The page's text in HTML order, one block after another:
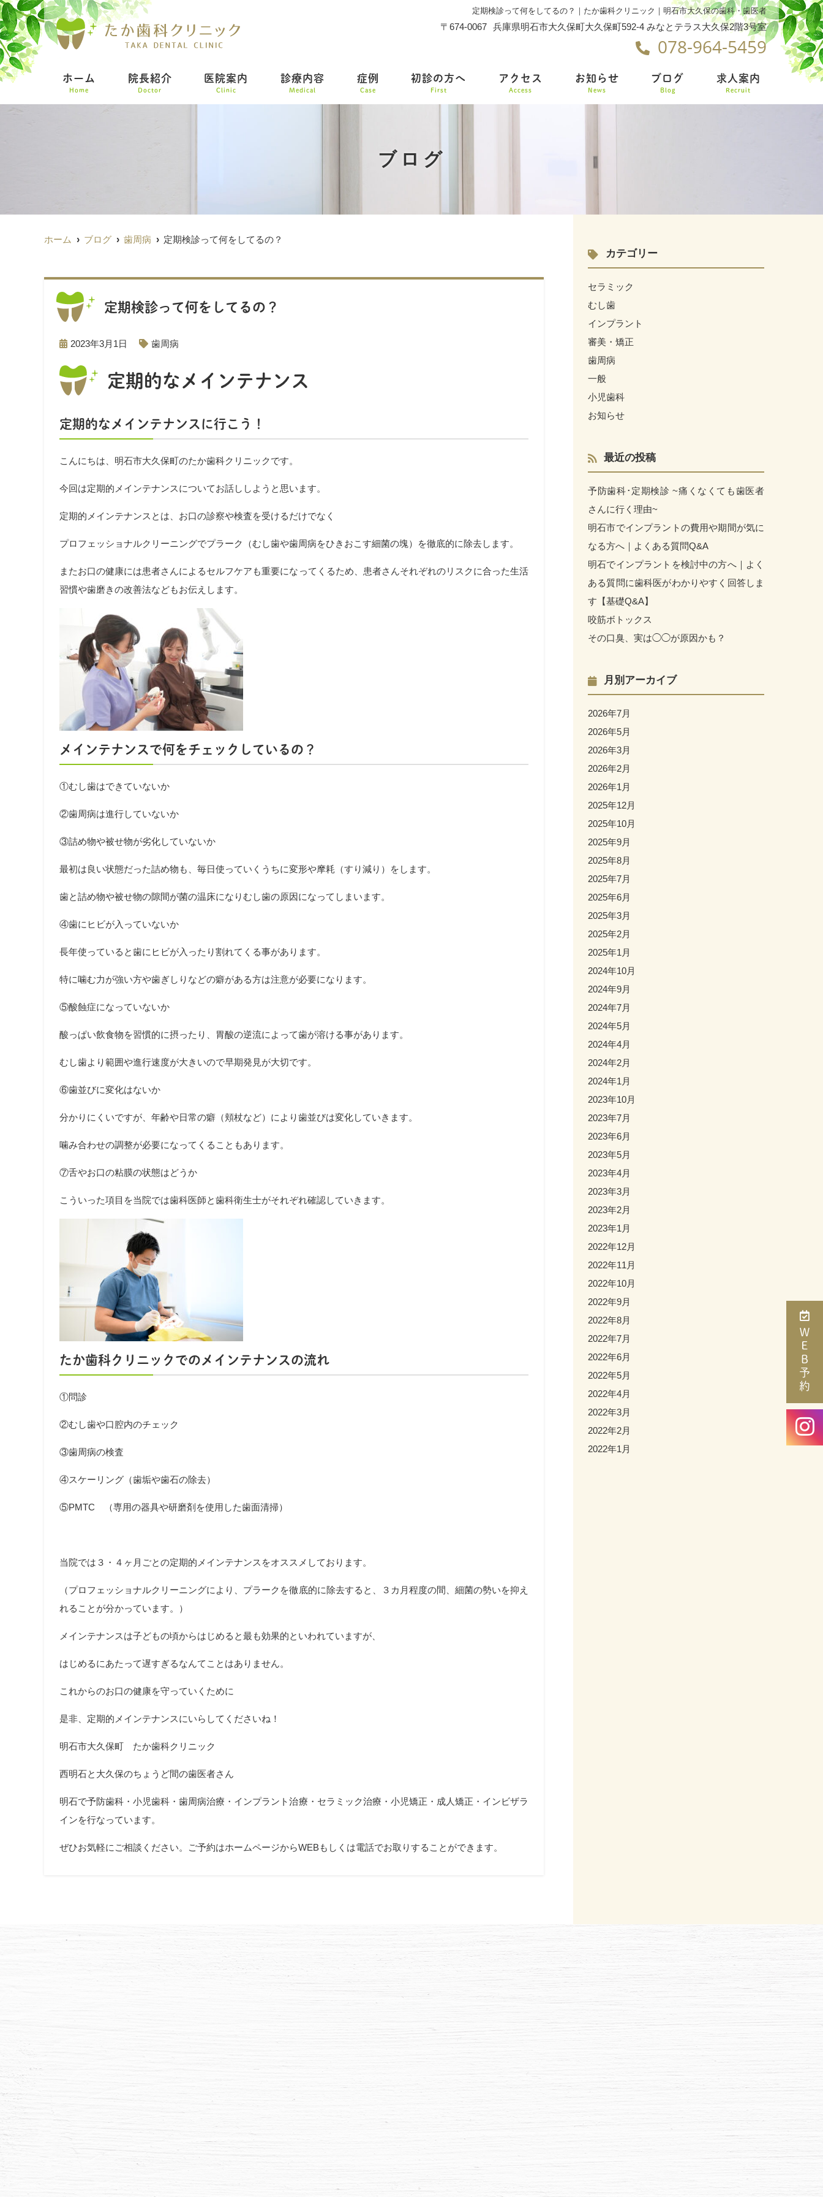
定期検診って何をしてるの？｜たか歯科クリニック｜明石市大久保の歯科・歯医者
〒674-0067 兵庫県明石市大久保町大久保町592-4 みなとテラス大久保2階3号室
078-964-5459
ホーム
Home
院長紹介
Doctor
医院案内
Clinic
診療内容
Medical
症例
Case
初診の方へ
First
アクセス
Access
お知らせ
News
ブログ
Blog
求人案内
Recruit
ＷＥＢ予約
ブログ
ホーム ブログ 歯周病 定期検診って何をしてるの？
定期検診って何をしてるの？
2023年3月1日 歯周病
定期的なメインテナンス
定期的なメインテナンスに行こう！
こんにちは、明石市大久保町のたか歯科クリニックです。
今回は定期的メインテナンスについてお話ししようと思います。
定期的メインテナンスとは、お口の診察や検査を受けるだけでなく
プロフェッショナルクリーニングでプラーク（むし歯や歯周病をひきおこす細菌の塊）を徹底的に除去します。
またお口の健康には患者さんによるセルフケアも重要になってくるため、患者さんそれぞれのリスクに合った生活
習慣や歯磨きの改善法などもお伝えします。
メインテナンスで何をチェックしているの？
①むし歯はできていないか
②歯周病は進行していないか
③詰め物や被せ物が劣化していないか
最初は良い状態だった詰め物も、毎日使っていくうちに変形や摩耗（すり減り）をします。
歯と詰め物や被せ物の隙間が菌の温床になりむし歯の原因になってしまいます。
④歯にヒビが入っていないか
長年使っていると歯にヒビが入ったり割れてくる事があります。
特に噛む力が強い方や歯ぎしりなどの癖がある方は注意が必要になります。
⑤酸蝕症になっていないか
酸っぱい飲食物を習慣的に摂ったり、胃酸の逆流によって歯が溶ける事があります。
むし歯より範囲や進行速度が大きいので早期発見が大切です。
⑥歯並びに変化はないか
分かりにくいですが、年齢や日常の癖（頬杖など）により歯並びは変化していきます。
噛み合わせの調整が必要になってくることもあります。
⑦舌やお口の粘膜の状態はどうか
こういった項目を当院では歯科医師と歯科衛生士がそれぞれ確認していきます。
たか歯科クリニックでのメインテナンスの流れ
①問診
②むし歯や口腔内のチェック
③歯周病の検査
④スケーリング（歯垢や歯石の除去）
⑤PMTC （専用の器具や研磨剤を使用した歯面清掃）
当院では３・４ヶ月ごとの定期的メインテナンスをオススメしております。
（プロフェッショナルクリーニングにより、プラークを徹底的に除去すると、３カ月程度の間、細菌の勢いを抑え
れることが分かっています。）
メインテナンスは子どもの頃からはじめると最も効果的といわれていますが、
はじめるにあたって遅すぎるなんてことはありません。
これからのお口の健康を守っていくために
是非、定期的メインテナンスにいらしてくださいね！
明石市大久保町 たか歯科クリニック
西明石と大久保のちょうど間の歯医者さん
明石で予防歯科・小児歯科・歯周病治療・インプラント治療・セラミック治療・小児矯正・成人矯正・インビザラ
インを行なっています。
ぜひお気軽にご相談ください。ご予約はホームページからWEBもしくは電話でお取りすることができます。
カテゴリー
セラミック
むし歯
インプラント
審美・矯正
歯周病
一般
小児歯科
お知らせ
最近の投稿
予防歯科･定期検診 ~痛くなくても歯医者
さんに行く理由~
明石市でインプラントの費用や期間が気に
なる方へ｜よくある質問Q&A
明石でインプラントを検討中の方へ｜よく
ある質問に歯科医がわかりやすく回答しま
す【基礎Q&A】
咬筋ボトックス
その口臭、実は◯◯が原因かも？
月別アーカイブ
2026年7月
2026年5月
2026年3月
2026年2月
2026年1月
2025年12月
2025年10月
2025年9月
2025年8月
2025年7月
2025年6月
2025年3月
2025年2月
2025年1月
2024年10月
2024年9月
2024年7月
2024年5月
2024年4月
2024年2月
2024年1月
2023年10月
2023年7月
2023年6月
2023年5月
2023年4月
2023年3月
2023年2月
2023年1月
2022年12月
2022年11月
2022年10月
2022年9月
2022年8月
2022年7月
2022年6月
2022年5月
2022年4月
2022年3月
2022年2月
2022年1月